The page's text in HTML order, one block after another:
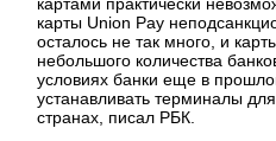
карты Union Pay
осталось не так много, и
небольшого количества
условиях банки еще в
устанавливать терминалы
странах, писал РБК.